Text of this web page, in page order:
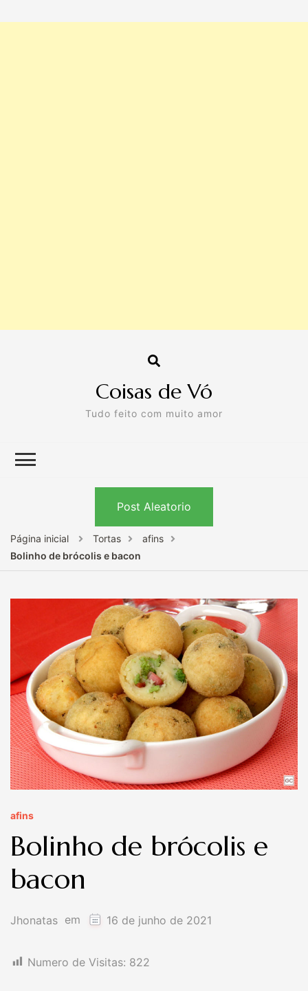
Coisas de Vó
Tudo feito com muito amor
Post Aleatorio
Página inicial Tortas
afins
Bolinho de brócolis e bacon
afins
Bolinho de brócolis e
bacon
Jhonatas em 16 de junho de 2021
Numero de Visitas: 822